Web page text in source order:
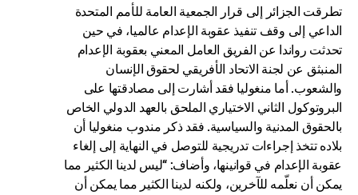
تطرقت الجزائر إلى قرار الجمعية العامة للأمم المتحدة
الداعي إلى وقف تنفيذ عقوبة الإعدام عالميا، في حين
تحدثت رواندا عن الفريق العامل المعني بعقوبة الإعدام
المنبثق عن لجنة الاتحاد الأفريقي لحقوق الإنسان
والشعوب. أما منغوليا فقد أشارت إلى مصادقتها على
البروتوكول الثاني الاختياري الملحق بالعهد الدولي الخاص
بالحقوق المدنية والسياسية. فقد ذكر مندوب منغوليا أن
بلاده تتخذ إجراءات تدريجية للتوصل في النهاية إلى إلغاء
عقوبة الإعدام في قوانينها، وأضاف: “ليس لدينا الكثير مما
يمكن أن نعلّمه للآخرين، ولكنه لدينا الكثير مما يمكن أن